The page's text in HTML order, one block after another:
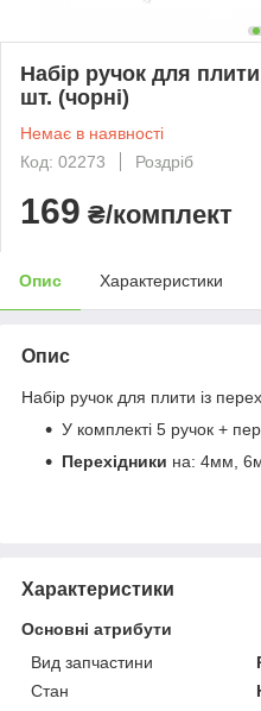
Набір ручок для
шт. (чорні)
Немає в наявності
Код: 02273
Роздріб
169 ₴/комплект
Опис Характеристики
Опис
Набір ручок для плити із
У комплекті 5 ручок +
Перехідники на: 4мм,
Характеристики
Основні атрибути
Вид запчастини
Стан